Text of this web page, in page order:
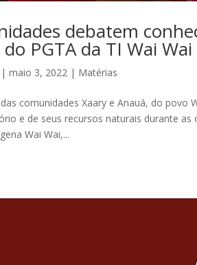
debatem
PGTA da TI Wai Wai
|maio 3, 2022 | Matérias
comunidades Xaary e Anauá, do
e de seus recursos naturais durante
Wai Wai,...